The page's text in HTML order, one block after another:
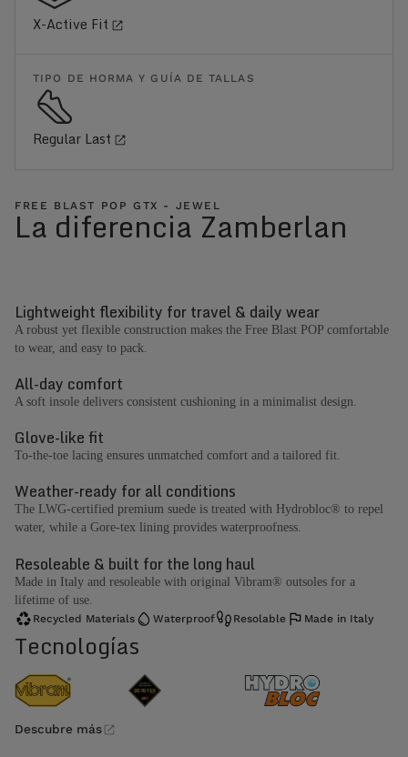
X-Active Fit
TIPO DE HORMA Y GUÍA DE TALLAS
Regular Last
FREE BLAST POP GTX - JEWEL
La diferencia Zamberlan
Lightweight flexibility for travel & daily wear
A robust yet flexible construction makes the Free Blast POP comfortable
to wear, and easy to pack.
All-day comfort
A soft insole delivers consistent cushioning in a minimalist design.
Glove-like fit
To-the-toe lacing ensures unmatched comfort and a tailored fit.
Weather-ready for all conditions
The LWG-certified premium suede is treated with Hydrobloc® to repel
water, while a Gore-tex lining provides waterproofness.
Resoleable & built for the long haul
Made in Italy and resoleable with original Vibram® outsoles for a
lifetime of use.
Recycled Materials Waterproof Resolable Made in Italy
Tecnologías
Descubre más